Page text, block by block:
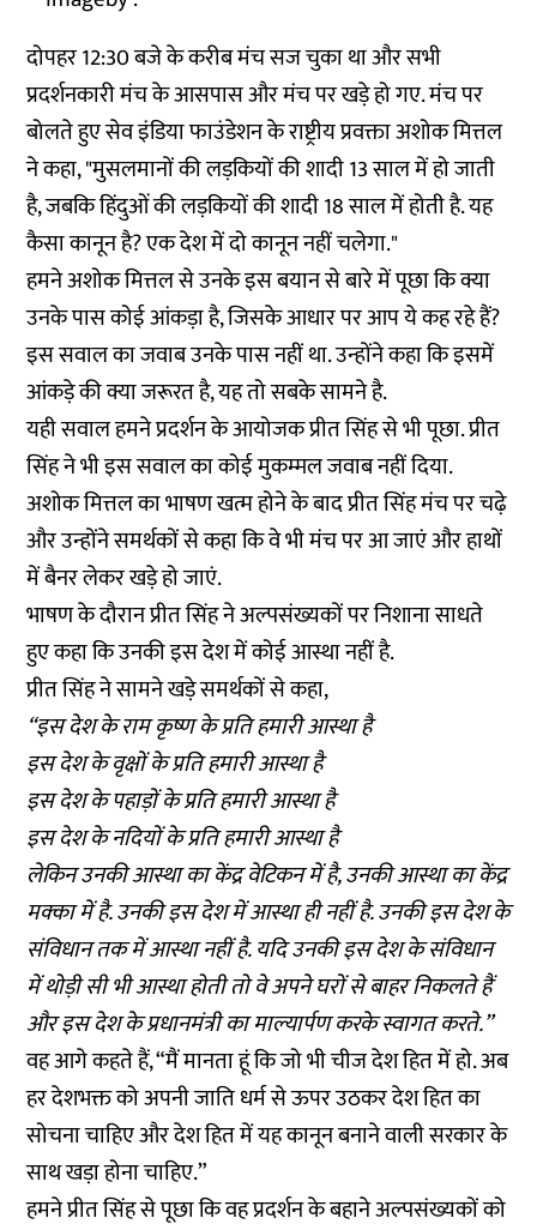
दोपहर 12:30 बजे के करीब मंच सज चुका था और सभी
प्रदर्शनकारी मंच के आसपास और मंच पर खड़े हो गए. मंच पर
बोलते हुए सेव इंडिया फाउंडेशन के राष्ट्रीय प्रवक्ता अशोक मित्तल
ने कहा, "मुसलमानों की लड़कियों की शादी 13 साल में हो जाती
है, जबकि हिंदुओं की लड़कियों की शादी 18 साल में होती है. यह
कैसा कानून है? एक देश में दो कानून नहीं चलेगा."
हमने अशोक मित्तल से उनके इस बयान से बारे में पूछा कि क्या
उनके पास कोई आंकड़ा है, जिसके आधार पर आप ये कह रहे हैं?
इस सवाल का जवाब उनके पास नहीं था. उन्होंने कहा कि इसमें
आंकड़े की क्या जरूरत है, यह तो सबके सामने है.
यही सवाल हमने प्रदर्शन के आयोजक प्रीत सिंह से भी पूछा. प्रीत
सिंह ने भी इस सवाल का कोई मुकम्मल जवाब नहीं दिया.
अशोक मित्तल का भाषण खत्म होने के बाद प्रीत सिंह मंच पर चढ़े
और उन्होंने समर्थकों से कहा कि वे भी मंच पर आ जाएं और हाथों
में बैनर लेकर खड़े हो जाएं.
भाषण के दौरान प्रीत सिंह ने अल्पसंख्यकों पर निशाना साधते
हुए कहा कि उनकी इस देश में कोई आस्था नहीं है.
प्रीत सिंह ने सामने खड़े समर्थकों से कहा,
“इस देश के राम कृष्ण के प्रति हमारी आस्था है
इस देश के वृक्षों के प्रति हमारी आस्था है
इस देश के पहाड़ों के प्रति हमारी आस्था है
इस देश के नदियों के प्रति हमारी आस्था है
लेकिन उनकी आस्था का केंद्र वेटिकन में है, उनकी आस्था का केंद्र
मक्का में है. उनकी इस देश में आस्था ही नहीं है. उनकी इस देश के
संविधान तक में आस्था नहीं है. यदि उनकी इस देश के संविधान
में थोड़ी सी भी आस्था होती तो वे अपने घरों से बाहर निकलते हैं
और इस देश के प्रधानमंत्री का माल्यार्पण करके स्वागत करते.”
वह आगे कहते हैं, “मैं मानता हूं कि जो भी चीज देश हित में हो. अब
हर देशभक्त को अपनी जाति धर्म से ऊपर उठकर देश हित का
सोचना चाहिए और देश हित में यह कानून बनाने वाली सरकार के
साथ खड़ा होना चाहिए.”
हमने प्रीत सिंह से पूछा कि वह प्रदर्शन के बहाने अल्पसंख्यकों को